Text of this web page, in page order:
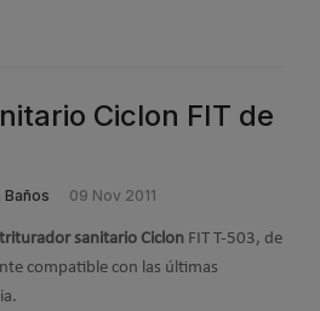
Ciclon FIT de
09 Nov 2011
triturador sanitario Ciclon FIT T-503, de
compatible con las últimas